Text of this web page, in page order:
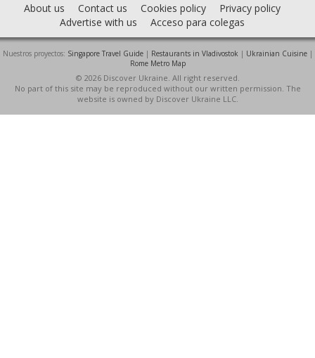
About us Contact us Cookies policy
Privacy policy
Advertise with us
Acceso para colegas
Nuestros proyectos: Singapore Travel Guide| Restaurants in Vladivostok | Ukrainian Cuisine|
Rome Metro Map
© 2026 Discover Ukraine. All right reserved.
No part of this site may be reproduced without our written permission. The
website is owned by Discover Ukraine LLC.